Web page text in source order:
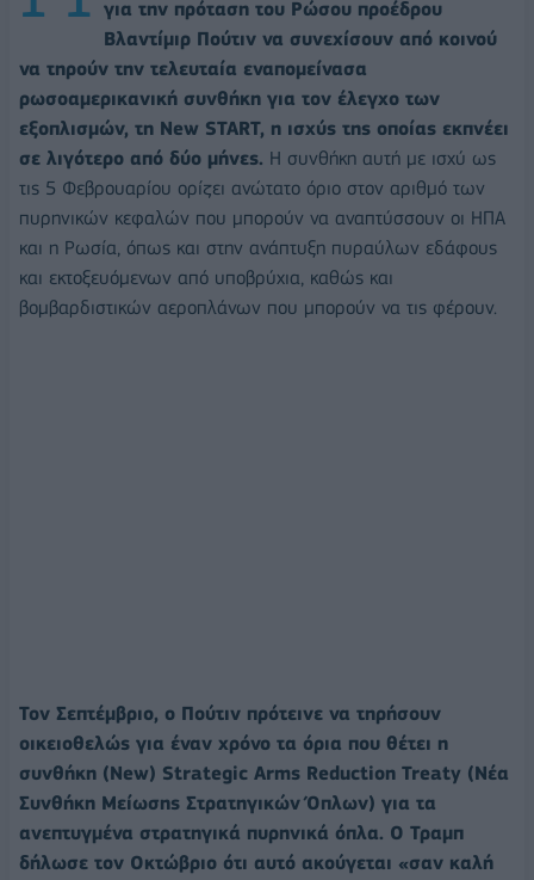
για την πρόταση του Ρώσου προέδρου
Βλαντίμιρ Πούτιν να συνεχίσουν από κοινού
να τηρούν την τελευταία εναπομείνασα
ρωσοαμερικανική συνθήκη για τον έλεγχο των
εξοπλισμών, τη New START, η ισχύς της οποίας εκπνέει
σε λιγότερο από δύο μήνες. Η συνθήκη αυτή με ισχύ ως
τις 5 Φεβρουαρίου ορίζει ανώτατο όριο στον αριθμό των
πυρηνικών κεφαλών που μπορούν να αναπτύσσουν οι ΗΠΑ
και η Ρωσία, όπως και στην ανάπτυξη πυραύλων εδάφους
και εκτοξευόμενων από υποβρύχια, καθώς και
βομβαρδιστικών αεροπλάνων που μπορούν να τις φέρουν.
Τον Σεπτέμβριο, ο Πούτιν πρότεινε να τηρήσουν
οικειοθελώς για έναν χρόνο τα όρια που θέτει η
συνθήκη (New) Strategic Arms Reduction Treaty (Νέα
Συνθήκη Μείωσης Στρατηγικών Όπλων) για τα
ανεπτυγμένα στρατηγικά πυρηνικά όπλα. Ο Τραμπ
δήλωσε τον Οκτώβριο ότι αυτό ακούγεται «σαν καλή